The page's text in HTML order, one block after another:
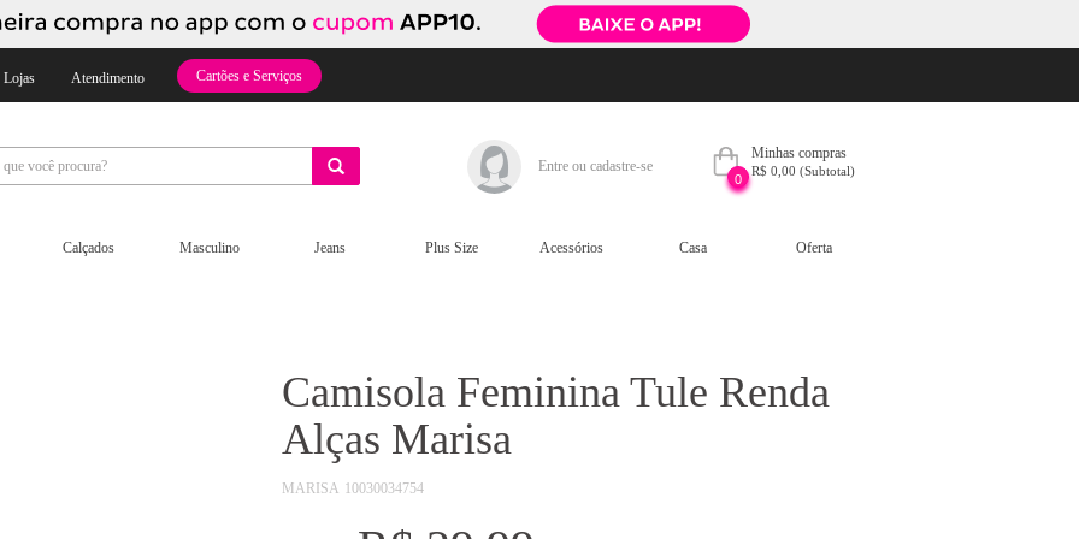
Lojas Atendimento Cartões e Serviços
Entre ou cadastre-se
0
Minhas compras
R$ 0,00 (Subtotal)
Calçados Masculino Jeans Plus Size Acessórios Casa Oferta
Camisola Feminina Tule Renda
Alças Marisa
MARISA 10030034754